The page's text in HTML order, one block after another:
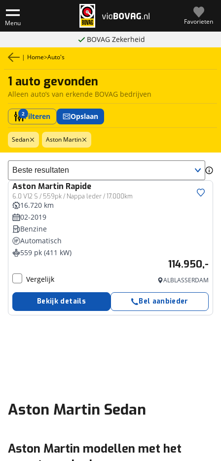
Menu Favorieten
BOVAG Zekerheid
| Home>Auto's
1 auto gevonden
Alleen auto’s van erkende BOVAG bedrijven
2Filteren Opslaan
Sedan Aston Martin
Sorteer resultaten
Aston Martin Rapide
6.0 V12 S / 559pk / Nappa leder / 17.000km
16.720 km
02-2019
Benzine
Automatisch
559 pk (411 kW)
114.950,-
Vergelijk ALBLASSERDAM
Bekijk details Bel aanbieder
Aston Martin Sedan
Aston Martin modellen met het